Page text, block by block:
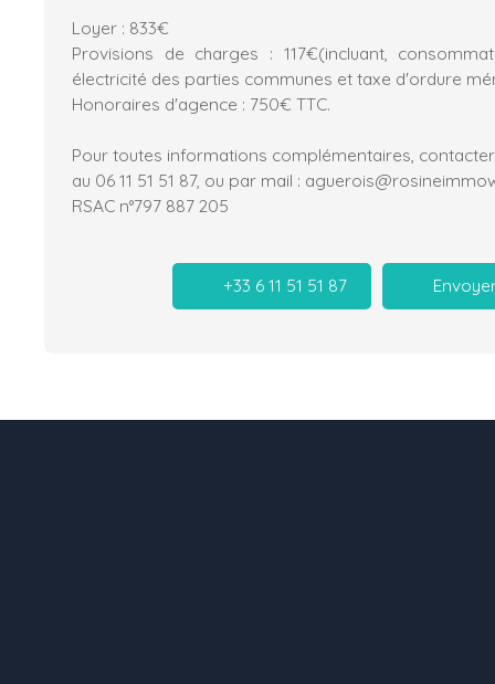
Loyer : 833€
Provisions de charges : 117€(incluant,
électricité des parties communes et taxe d'ordure
Honoraires d'agence : 750€ TTC.
Pour toutes informations complémentaires, contacter
au 06 11 51 51 87, ou par mail :
RSAC n°797 887 205
+33 6 11 51 51 87